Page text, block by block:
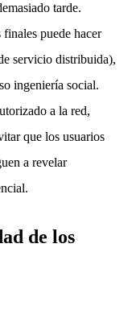
tarde.
puede hacer
servicio distribuida),
ingeniería social.
a la red,
que los usuarios
a revelar
de los